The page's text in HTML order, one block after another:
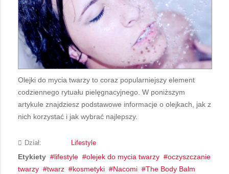
Olejki do mycia twarzy to coraz popularniejszy element
codziennego rytuału pielęgnacyjnego. W poniższym
artykule znajdziesz podstawowe informacje o olejkach, jak z
nich korzystać i jak wybrać najlepszy.
Dział: Lifestyle
Etykiety lifestyle olejek do mycia twarzy
oczyszczanie
twarzy
twarz kosmetyki Nacomi The Body Balm